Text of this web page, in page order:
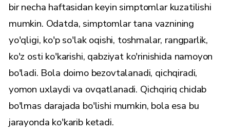
bir necha haftasidan keyin simptomlar kuzatilishi
mumkin. Odatda, simptomlar tana vaznining
yo'qligi, ko'p so'lak oqishi, toshmalar, rangparlik,
ko'z osti ko'karishi, qabziyat ko'rinishida namoyon
bo'ladi. Bola doimo bezovtalanadi, qichqiradi,
yomon uxlaydi va ovqatlanadi. Qichqiriq chidab
bo'lmas darajada bo'lishi mumkin, bola esa bu
jarayonda ko'karib ketadi.